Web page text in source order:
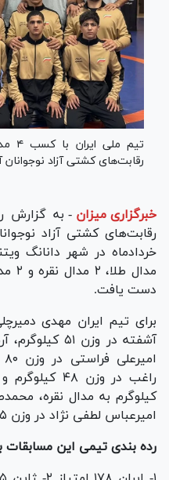
رقابت‌های کشتی آزاد نوجوانان
خبرگزاری میزان - به گزارش
دست یافت.
امیرعباس لطفی نژاد در وزن ۶۵ کیلوگرم به مدال برنز رسیدند.
رده بندی تیمی این